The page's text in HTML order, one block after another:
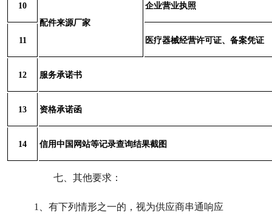
10
配件来源厂家
企业营业执照
11 医疗器械经营许可证、备案凭证
12 服务承诺书
13 资格承诺函
14 信用中国网站等记录查询结果截图
七、其他要求：
1 、有下列情形之一的，视为供应商串通响应